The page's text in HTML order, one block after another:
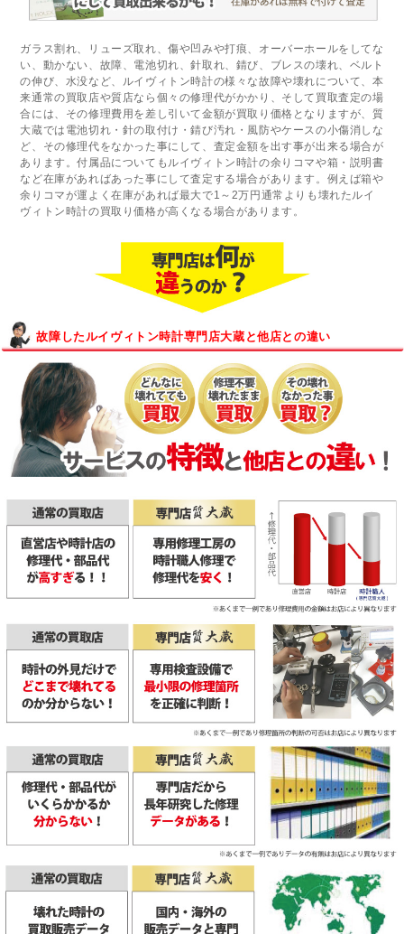
ガラス割れ、リューズ取れ、傷や凹みや打痕、オーバーホールをしてな
い、動かない、故障、電池切れ、針取れ、錆び、ブレスの壊れ、ベルト
の伸び、水没など、ルイヴィトン時計の様々な故障や壊れについて、本
来通常の買取店や質店なら個々の修理代がかかり、そして買取査定の場
合には、その修理費用を差し引いて金額が買取り価格となりますが、質
大蔵では電池切れ・針の取付け・錆び汚れ・風防やケースの小傷消しな
ど、その修理代をなかった事にして、査定金額を出す事が出来る場合が
あります。付属品についてもルイヴィトン時計の余りコマや箱・説明書
など在庫があればあった事にして査定する場合があります。例えば箱や
余りコマが運よく在庫があれば最大で1～2万円通常よりも壊れたルイ
ヴィトン時計の買取り価格が高くなる場合があります。
故障したルイヴィトン時計専門店大蔵と他店との違い